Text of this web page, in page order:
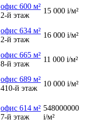
офис 600 м²
2-й этаж
15 000 i/м²
офис 634 м²
2-й этаж
16 000 i/м²
офис 665 м²
8-й этаж
11 000 i/м²
офис 689 м²
410-й этаж
10 000 i/м²
офис 614 м²
7-й этаж
548000000
i/м²